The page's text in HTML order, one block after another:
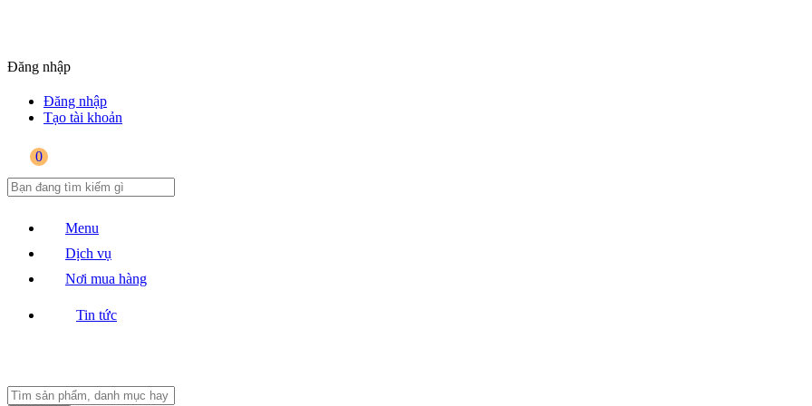
Đăng nhập
Đăng nhập
Tạo tài khoản
0
Menu
Dịch vụ
Nơi mua hàng
Tin tức